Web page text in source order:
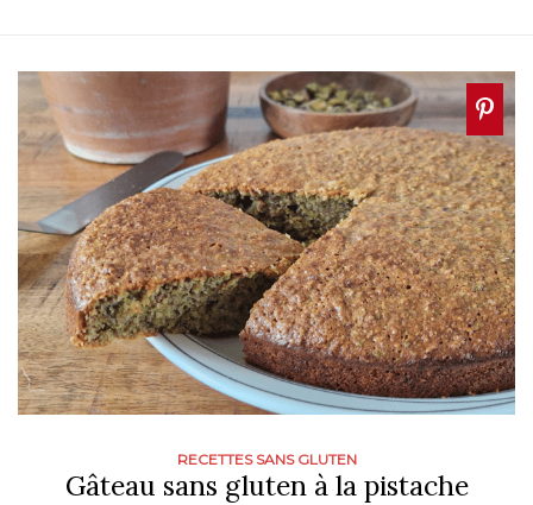
RECETTES SANS GLUTEN
Gâteau sans gluten à la pistache